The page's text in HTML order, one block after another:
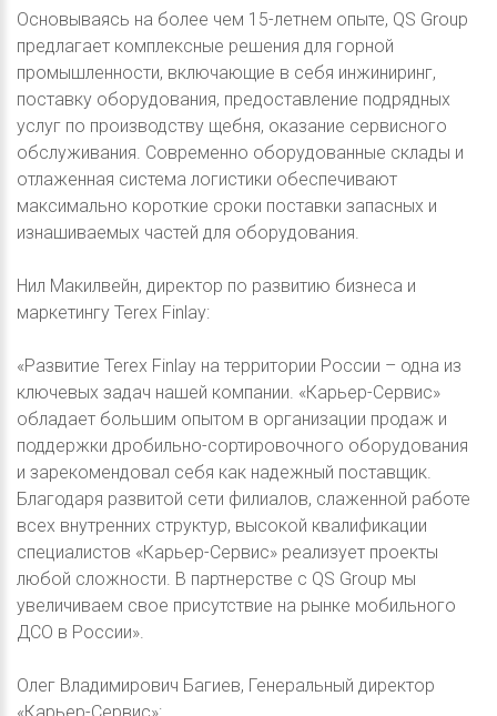
Основываясь на более чем 15-летнем опыте, QS Group
предлагает комплексные решения для горной
промышленности, включающие в себя инжиниринг,
поставку оборудования, предоставление подрядных
услуг по производству щебня, оказание сервисного
обслуживания. Современно оборудованные склады и
отлаженная система логистики обеспечивают
максимально короткие сроки поставки запасных и
изнашиваемых частей для оборудования.
Нил Макилвейн, директор по развитию бизнеса и
маркетингу Terex Finlay:
«Развитие Terex Finlay на территории России – одна из
ключевых задач нашей компании. «Карьер-Сервис»
обладает большим опытом в организации продаж и
поддержки дробильно-сортировочного оборудования
и зарекомендовал себя как надежный поставщик.
Благодаря развитой сети филиалов, слаженной работе
всех внутренних структур, высокой квалификации
специалистов «Карьер-Сервис» реализует проекты
любой сложности. В партнерстве с QS Group мы
увеличиваем свое присутствие на рынке мобильного
ДСО в России».
Олег Владимирович Багиев, Генеральный директор